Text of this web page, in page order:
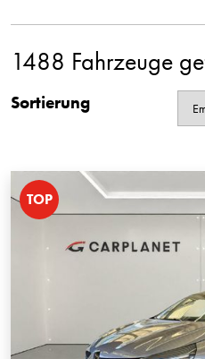
1488 Fahrzeuge
Sortierung
TOP